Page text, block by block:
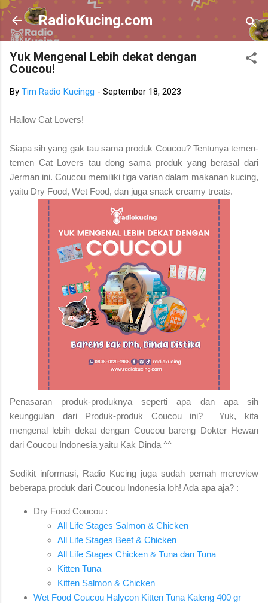
Skip to main content
RadioKucing.com
Yuk Mengenal Lebih dekat dengan
Coucou!
By Tim Radio Kucingg - September 18, 2023
Hallow Cat Lovers!
Siapa sih yang gak tau sama produk Coucou? Tentunya temen-
temen Cat Lovers tau dong sama produk yang berasal dari
Jerman ini. Coucou memiliki tiga varian dalam makanan kucing,
yaitu Dry Food, Wet Food, dan juga snack creamy treats.
Penasaran produk-produknya seperti apa dan apa sih
keunggulan dari Produk-produk Coucou ini? Yuk, kita
mengenal lebih dekat dengan Coucou bareng Dokter Hewan
dari Coucou Indonesia yaitu Kak Dinda ^^
Sedikit informasi, Radio Kucing juga sudah pernah mereview
beberapa produk dari Coucou Indonesia loh! Ada apa aja? :
Dry Food Coucou :
All Life Stages Salmon & Chicken
All Life Stages Beef & Chicken
All Life Stages Chicken & Tuna dan Tuna
Kitten Tuna
Kitten Salmon & Chicken
Wet Food Coucou Halycon Kitten Tuna Kaleng 400 gr